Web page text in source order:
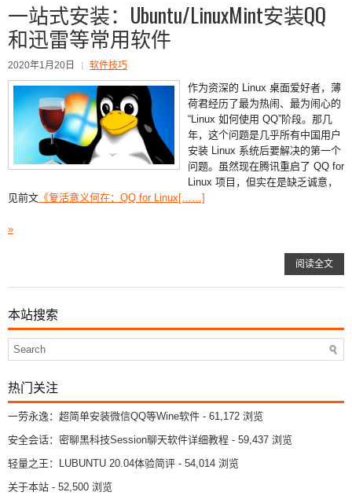
一站式安装：Ubuntu/LinuxMint安装QQ
和迅雷等常用软件
2020年1月20日 软件技巧
作为资深的 Linux 桌面爱好者，薄
荷君经历了最为热闹、最为闹心的
“Linux 如何使用 QQ”阶段。那几
年，这个问题是几乎所有中国用户
安装 Linux 系统后要解决的第一个
问题。虽然现在腾讯重启了 QQ for
Linux 项目，但实在是缺乏诚意，
见前文 《复活意义何在：QQ for Linux[……]
»
阅读全文
本站搜索
热门关注
一劳永逸：超简单安装微信QQ等Wine软件 - 61,172 浏览
安全会话：密聊黑科技Session聊天软件详细教程 - 59,437 浏览
轻量之王：LUBUNTU 20.04体验简评 - 54,014 浏览
关于本站 - 52,500 浏览